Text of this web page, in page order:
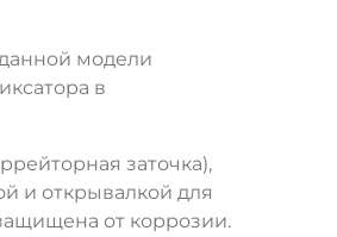
модели
в
заточка),
и открывалкой для
от коррозии.